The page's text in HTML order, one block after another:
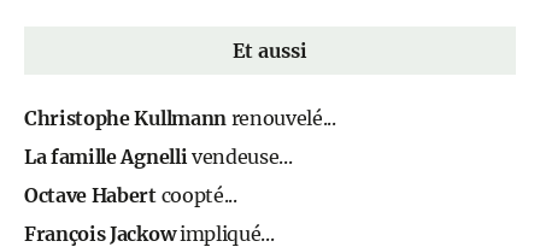
Et aussi
Christophe Kullmannrenouvelé...
La famille Agnellivendeuse...
Octave Habertcoopté...
François Jackowimpliqué...